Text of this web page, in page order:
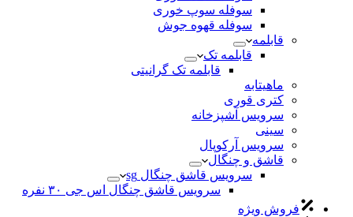
سوفله سوپ خوری
سوفله قهوه جوش
قابلمه
قابلمه تک
قابلمه تک گرانیتی
ماهیتابه
کتری قوری
سرویس آشپزخانه
سینی
سرویس آرکوپال
قاشق و چنگال
سرویس قاشق چنگال sg
سرویس قاشق چنگال اس جی ۳۰ نفره
فروش ویژه